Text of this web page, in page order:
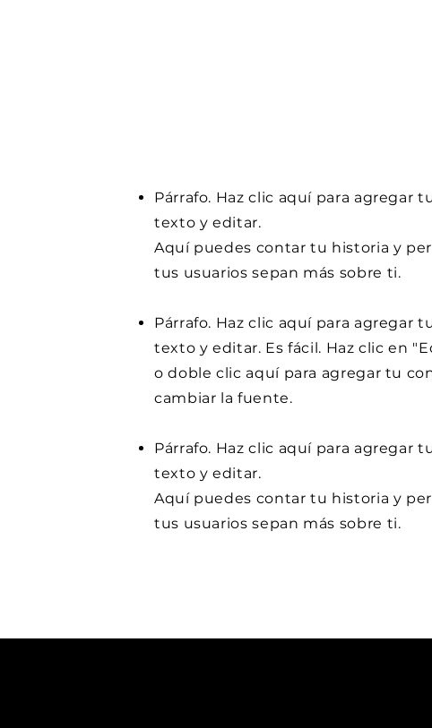
Párrafo. Haz clic aquí para agregar
texto y editar.
Aquí puedes contar tu historia y
tus usuarios sepan más sobre ti.
Párrafo. Haz clic aquí para agregar
texto y editar. Es fácil. Haz clic en
o doble clic aquí para agregar tu
cambiar la fuente.
Párrafo. Haz clic aquí para agregar
texto y editar.
Aquí puedes contar tu historia y
tus usuarios sepan más sobre ti.